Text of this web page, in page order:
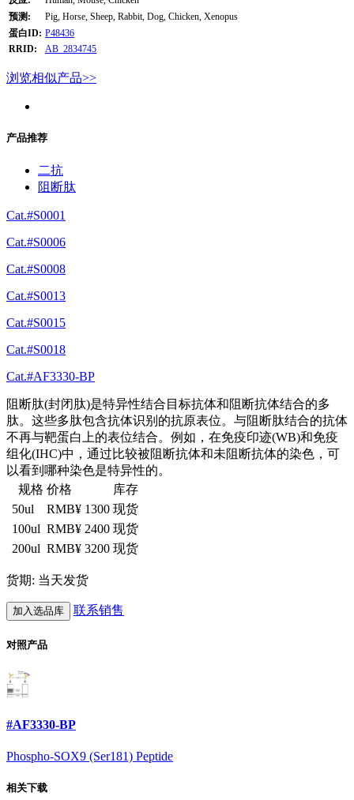
预测:
Pig, Horse, Sheep, Rabbit, Dog, Chicken, Xenopus
蛋白ID: P48436
RRID:
AB_2834745
浏览相似产品>>
产品推荐
二抗
阻断肽
Cat.#S0001
Cat.#S0006
Cat.#S0008
Cat.#S0013
Cat.#S0015
Cat.#S0018
Cat.#AF3330-BP
阻断肽(封闭肽)是特异性结合目标抗体和阻断抗体结合的多
肽。这些多肽包含抗体识别的抗原表位。与阻断肽结合的抗体
不再与靶蛋白上的表位结合。例如，在免疫印迹(WB)和免疫
组化(IHC)中，通过比较被阻断抗体和未阻断抗体的染色，可
以看到哪种染色是特异性的。
规格 价格
库存
50ul
RMB¥ 1300 现货
100ul RMB¥ 2400 现货
200ul RMB¥ 3200 现货
货期: 当天发货
加入选品库 联系销售
对照产品
#AF3330-BP
Phospho-SOX9 (Ser181) Peptide
相关下载